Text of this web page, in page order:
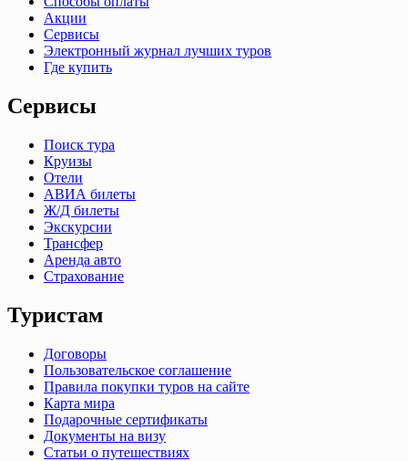
Акции
Сервисы
Электронный журнал лучших туров
Где купить
Сервисы
Поиск тура
Круизы
Отели
АВИА билеты
Ж/Д билеты
Экскурсии
Трансфер
Аренда авто
Страхование
Туристам
Договоры
Пользовательское соглашение
Правила покупки туров на сайте
Карта мира
Подарочные сертификаты
Документы на визу
Статьи о путешествиях